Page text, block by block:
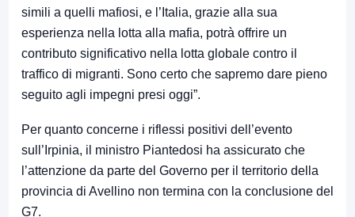
simili a quelli mafiosi, e l’Italia, grazie alla sua
esperienza nella lotta alla mafia, potrà offrire un
contributo significativo nella lotta globale contro il
traffico di migranti. Sono certo che sapremo dare pieno
seguito agli impegni presi oggi”.
Per quanto concerne i riflessi positivi dell’evento
sull’Irpinia, il ministro Piantedosi ha assicurato che
l’attenzione da parte del Governo per il territorio della
provincia di Avellino non termina con la conclusione del
G7.